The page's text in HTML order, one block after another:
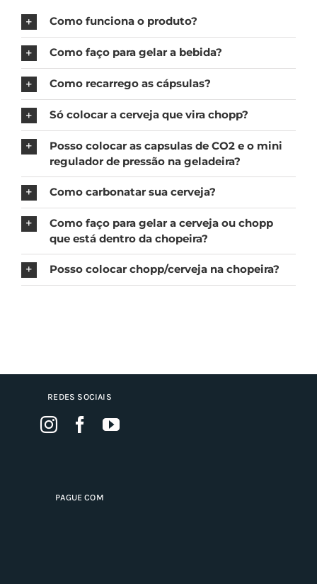
Como funciona o produto?
Como faço para gelar a bebida?
Como recarrego as cápsulas?
Só colocar a cerveja que vira chopp?
Posso colocar as capsulas de CO2 e o mini
regulador de pressão na geladeira?
Como carbonatar sua cerveja?
Como faço para gelar a cerveja ou chopp
que está dentro da chopeira?
Posso colocar chopp/cerveja na chopeira?
REDES SOCIAIS
PAGUE COM